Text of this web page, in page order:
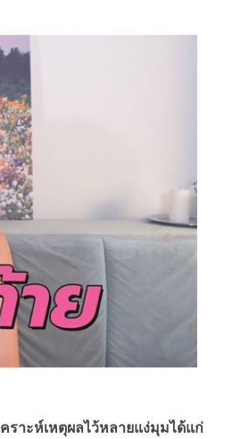
ราะห์เหตุผลไว้หลายแง่มุมได้แก่